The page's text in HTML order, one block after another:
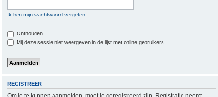
Ik ben mijn wachtwoord vergeten
Onthouden
Mij deze sessie niet weergeven in de lijst met online gebruikers
REGISTREER
Om je te kunnen aanmelden, moet je geregistreerd zijn. Registratie neemt